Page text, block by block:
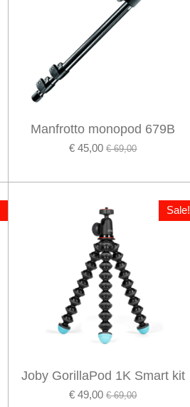
Manfrotto monopod 679B
€ 45,00 € 69,00
Sale!
Joby GorillaPod 1K Smart kit
€ 49,00 € 69,00